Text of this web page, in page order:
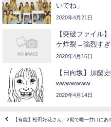
いでね」
2020年4月21日
【突破ファイル
ケ炸裂→強烈すぎ
2020年4月16日
【日向坂】加藤
wwwwwww
2020年4月14日
【有能】松田好花さん、2期で唯一井口にあ